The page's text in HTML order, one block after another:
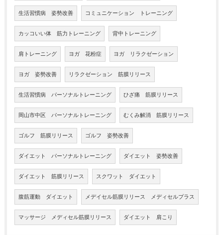
生活習慣病 姿勢改善 コミュニケーション トレーニング
カッコいい体 筋力トレーニング 背中トレーニング
肩トレーニング ヨガ 花粉症 ヨガ リラクゼーション
ヨガ 姿勢改善 リラクゼーション 筋膜リリース
生活習慣病 パーソナルトレーニング ひざ痛 筋膜リリース
岡山市中区 パーソナルトレーニング むくみ解消 筋膜リリース
ゴルフ 筋膜リリース ゴルフ 姿勢改善
ダイエット パーソナルトレーニング ダイエット 姿勢改善
ダイエット 筋膜リリース スクワット ダイエット
腹筋運動 ダイエット メデイセル筋膜リリース メディセルプラス
マッサージ メディセル筋膜リリース ダイエット 肩こり